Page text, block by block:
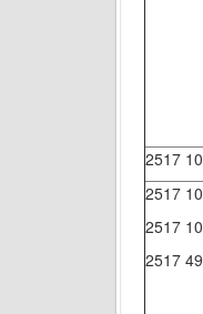
2517
2517
2517
2517